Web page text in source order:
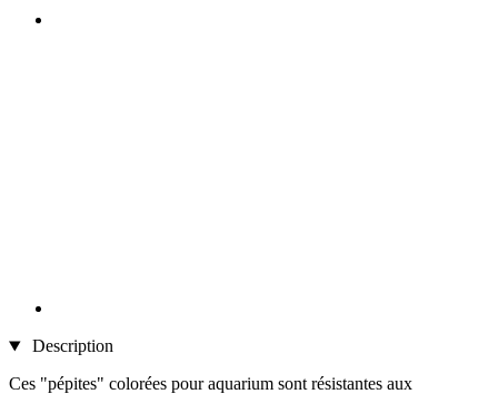
Description
Ces "pépites" colorées pour aquarium sont résistantes aux